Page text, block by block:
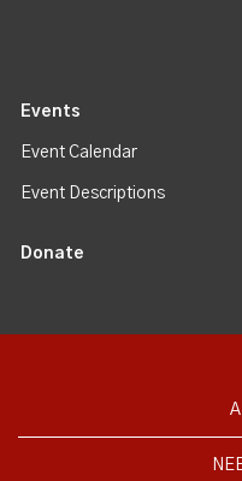
Events
Event Calendar
Event Descriptions
Donate